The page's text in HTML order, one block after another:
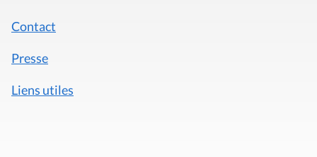
Contact
Presse
Liens utiles